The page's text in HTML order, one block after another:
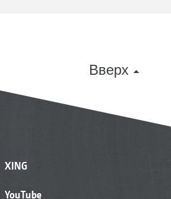
Вверх
XING
YouTube